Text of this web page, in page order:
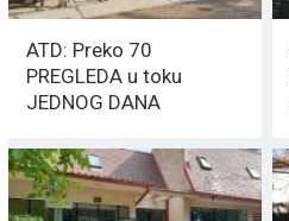
ATD: Preko 70
PREGLEDA u toku
JEDNOG DANA